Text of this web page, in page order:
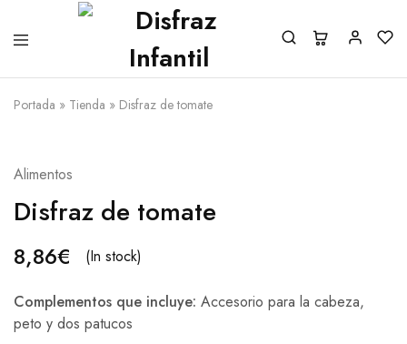
Portada » Tienda » Disfraz de tomate
Alimentos
Disfraz de tomate
8,86€ (In stock)
Complementos que incluye: Accesorio para la cabeza,
peto y dos patucos